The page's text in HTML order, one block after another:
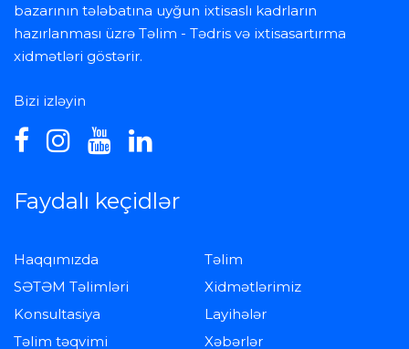
bazarının tələbatına uyğun ixtisaslı kadrların
hazırlanması üzrə Təlim - Tədris və ixtisasartırma
xidmətləri göstərir.
Bizi izləyin
Faydalı keçidlər
Haqqımızda
Təlim
SƏTƏM Təlimləri
Xidmətlərimiz
Konsultasiya
Layihələr
Təlim təqvimi
Xəbərlər